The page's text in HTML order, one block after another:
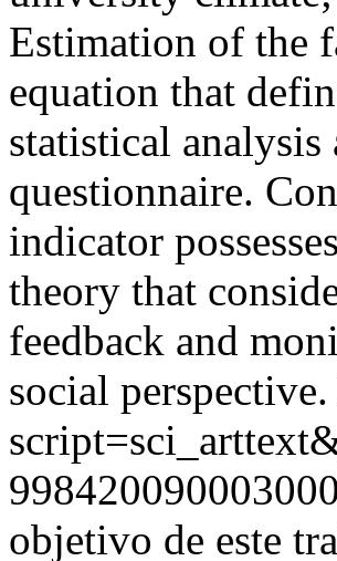
Estimation of the
equation that
statistical
questionnaire.
indicator
theory that
feedback and
social perspective.
objetivo de este